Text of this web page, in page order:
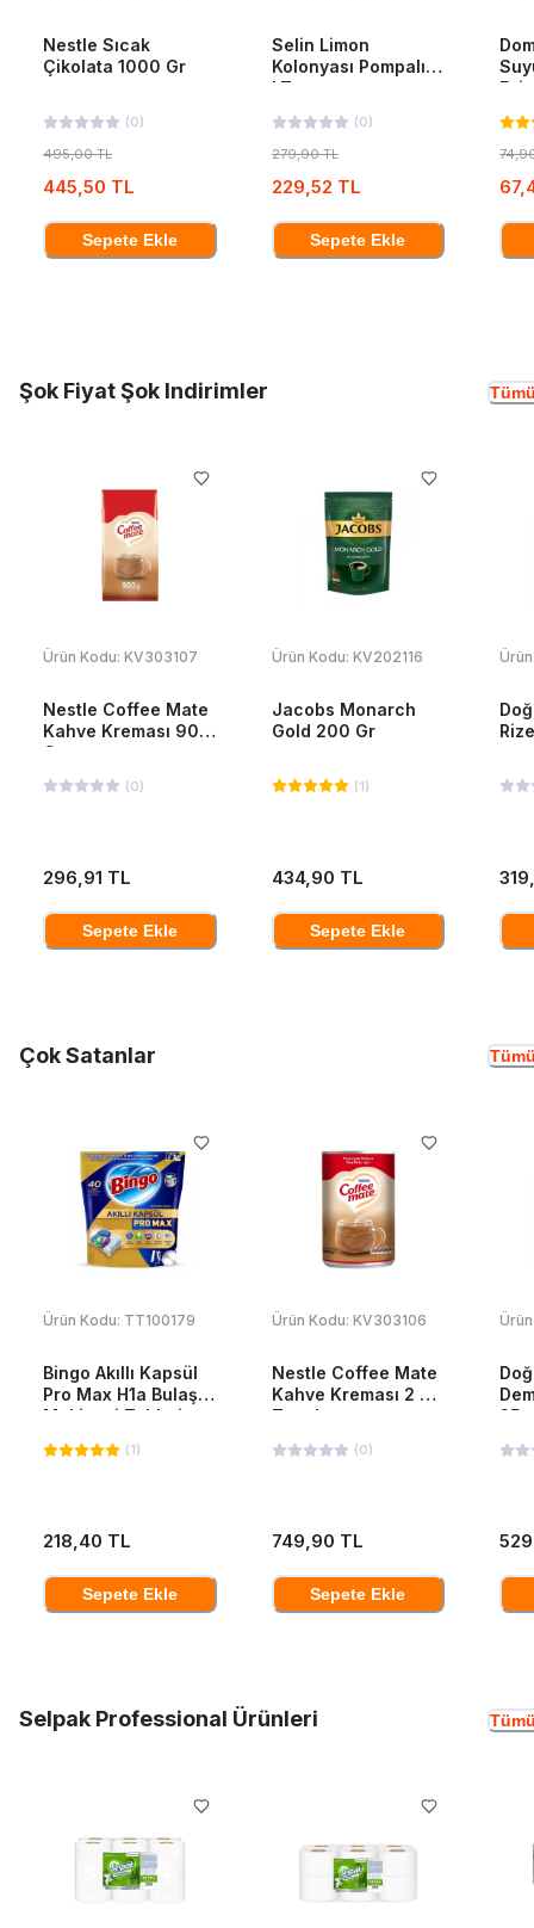
Nestle Sıcak
Çikolata 1000 Gr
(0)
495,00 TL
445,50 TL
Sepete Ekle
Selin Limon
Kolonyası Pompalı 1
LT
(0)
279,90 TL
229,52 TL
Sepete Ekle
Şok Fiyat Şok Indirimler
Ürün Kodu: KV303107
Nestle Coffee Mate
Kahve Kreması 900
Gr
(0)
296,91 TL
Sepete Ekle
Ürün Kodu: KV202116
Jacobs Monarch
Gold 200 Gr
(1)
434,90 TL
Sepete Ekle
Çok Satanlar
Ürün Kodu: TT100179
Bingo Akıllı Kapsül
Pro Max H1a Bulaşık
Makinesi Tableti
40'Lı
(1)
218,40 TL
Sepete Ekle
Ürün Kodu: KV303106
Nestle Coffee Mate
Kahve Kreması 2 Kg
Teneke
(0)
749,90 TL
Sepete Ekle
Selpak Professional Ürünleri